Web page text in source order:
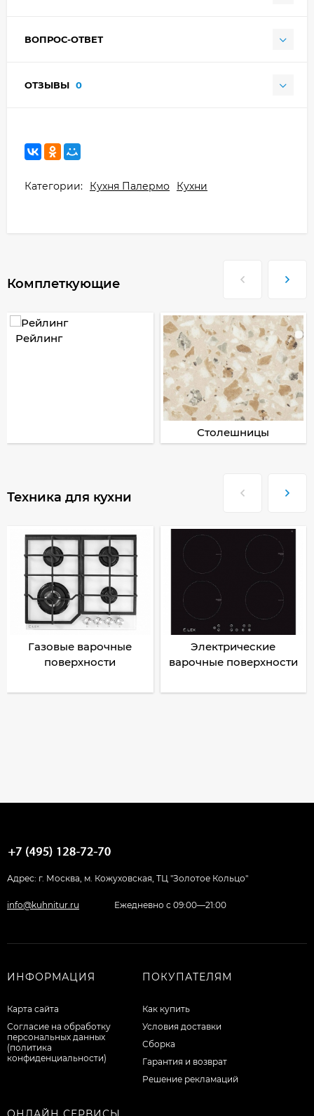
ВОПРОС-ОТВЕТ
ОТЗЫВЫ 0
Категории: Кухня Палермо Кухни
Комплеткующие
Рейлинг
Столешницы
Техника для кухни
Газовые варочные
поверхности
Электрические
варочные поверхности
Адрес: г. Москва, м. Кожуховская, ТЦ "Золотое Кольцо"
info@kuhnitur.ru Ежедневно с 09:00—21:00
ИНФОРМАЦИЯ
Карта сайта
Согласие на обработку
персональных данных
(политика
конфиденциальности)
ПОКУПАТЕЛЯМ
Как купить
Условия доставки
Сборка
Гарантия и возврат
Решение рекламаций